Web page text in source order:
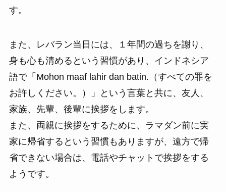
す。
また、レバラン当日には、１年間の過ちを謝り、
身も心も清めるという習慣があり、インドネシア
語で「Mohon maaf lahir dan batin.（すべての罪を
お許しください。）」という言葉と共に、友人、
家族、先輩、後輩に挨拶をします。
また、両親に挨拶をするために、ラマダン前に実
家に帰省するという習慣もありますが、遠方で帰
省できない場合は、電話やチャットで挨拶をする
ようです。